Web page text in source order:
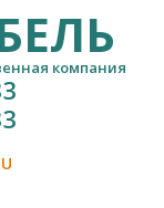
компания